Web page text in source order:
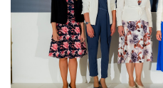
PÁLYÁZATOK / DÍJAK
KAPCSOLAT